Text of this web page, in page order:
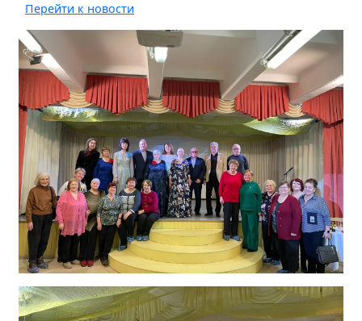
Перейти к новости